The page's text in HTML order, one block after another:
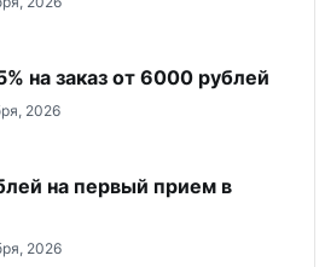
на заказ от 6000 рублей
2026
на первый прием в
2026